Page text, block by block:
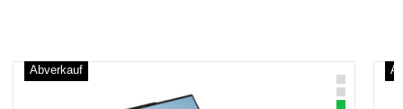
Abverkauf